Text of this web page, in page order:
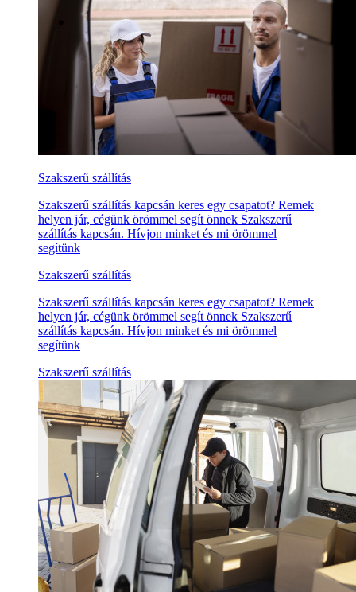
Szakszerű szállítás
Szakszerű szállítás kapcsán keres egy csapatot? Remek
helyen jár, cégünk örömmel segít önnek Szakszerű
szállítás kapcsán. Hívjon minket és mi örömmel
segítünk
Szakszerű szállítás
Szakszerű szállítás kapcsán keres egy csapatot? Remek
helyen jár, cégünk örömmel segít önnek Szakszerű
szállítás kapcsán. Hívjon minket és mi örömmel
segítünk
Szakszerű szállítás